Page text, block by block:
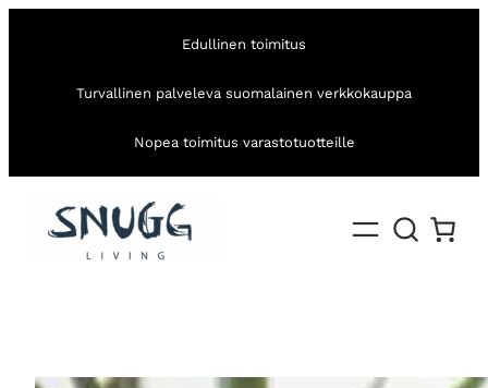
Edullinen toimitus
Turvallinen palveleva suomalainen verkkokauppa
Nopea toimitus varastotuotteille